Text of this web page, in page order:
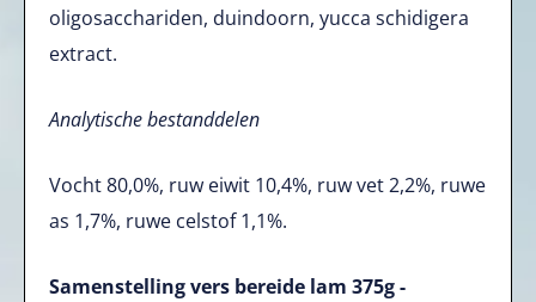
oligosacchariden, duindoorn, yucca schidigera
extract.
Analytische bestanddelen
Vocht 80,0%, ruw eiwit 10,4%, ruw vet 2,2%, ruwe
as 1,7%, ruwe celstof 1,1%.
Samenstelling vers bereide lam 375g -